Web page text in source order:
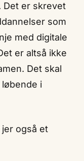
er skrevet
som
med digitale
er altså ikke
Det skal
i
også et